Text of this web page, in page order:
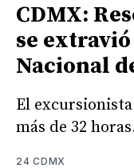
CDMX:
se
Nacional
El
más de 32
24 CDMX